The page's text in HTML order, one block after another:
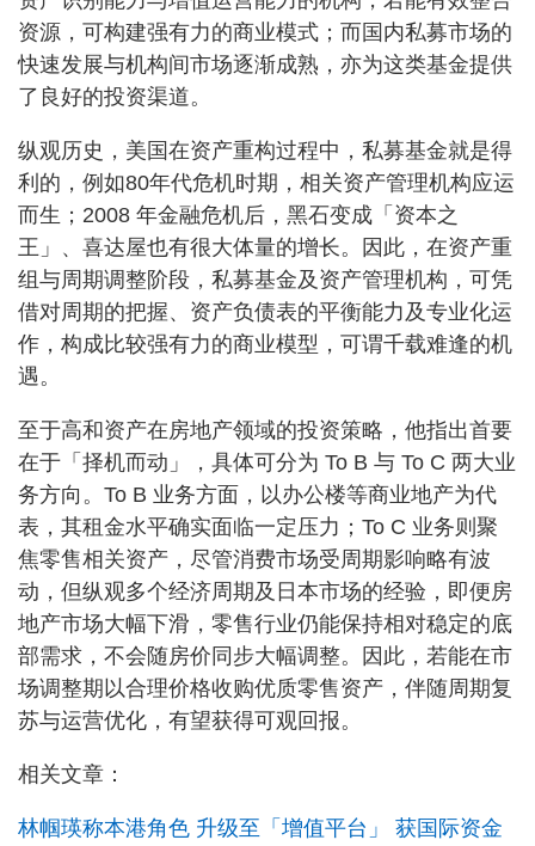
资源，可构建强有力的商业模式；而国内私募市场的
快速发展与机构间市场逐渐成熟，亦为这类基金提供
了良好的投资渠道。
纵观历史，美国在资产重构过程中，私募基金就是得
利的，例如80年代危机时期，相关资产管理机构应运
而生；2008 年金融危机后，黑石变成「资本之
王」、喜达屋也有很大体量的增长。因此，在资产重
组与周期调整阶段，私募基金及资产管理机构，可凭
借对周期的把握、资产负债表的平衡能力及专业化运
作，构成比较强有力的商业模型，可谓千载难逢的机
遇。
至于高和资产在房地产领域的投资策略，他指出首要
在于「择机而动」，具体可分为 To B 与 To C 两大业
务方向。To B 业务方面，以办公楼等商业地产为代
表，其租金水平确实面临一定压力；To C 业务则聚
焦零售相关资产，尽管消费市场受周期影响略有波
动，但纵观多个经济周期及日本市场的经验，即便房
地产市场大幅下滑，零售行业仍能保持相对稳定的底
部需求，不会随房价同步大幅调整。因此，若能在市
场调整期以合理价格收购优质零售资产，伴随周期复
苏与运营优化，有望获得可观回报。
相关文章：
林帼瑛称本港角色 升级至「增值平台」 获国际资金